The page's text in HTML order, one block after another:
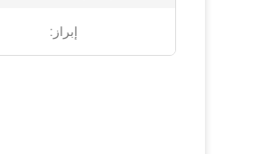
إبراز: